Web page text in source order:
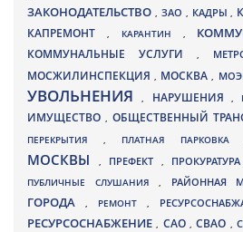
ЗАКОНОДАТЕЛЬСТВО , ЗАО , КАДРЫ ,
КАПРЕМОНТ , КАРАНТИН ,
КОММУНАЛЬНЫЕ УСЛУГИ ,
МОСЖИЛИНСПЕКЦИЯ, МОСКВА ,
УВОЛЬНЕНИЯ, НАРУШЕНИЯ ,
ИМУЩЕСТВО , ОБЩЕСТВЕННЫЙ
ПЕРЕКРЫТИЯ , ПЛАТНАЯ ПАРКОВКА
МОСКВЫ
, ПРЕФЕКТ , ПРОКУРАТУРА
ПУБЛИЧНЫЕ СЛУШАНИЯ , РАЙОННАЯ
ГОРОДА
, РЕМОНТ ,
РЕСУРСОСНАБЖЕНИЕ, САО ,СВАО ,